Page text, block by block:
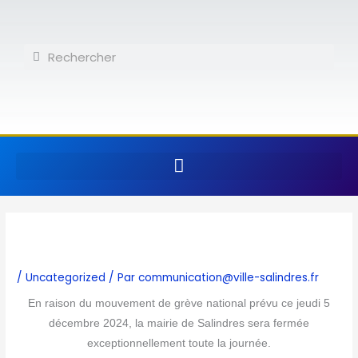
contenuRechercher
Rechercher
/Uncategorized / Parcommunication@ville-salindres.fr
En raison du mouvement de grève national prévu ce jeudi 5
décembre 2024, la mairie de Salindres sera fermée
exceptionnellement toute la journée.